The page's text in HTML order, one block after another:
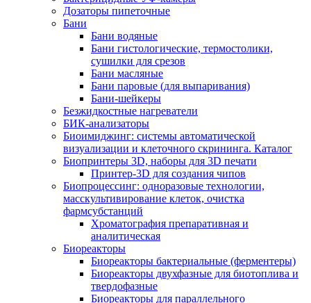
Дозаторы пипеточные
Бани
Бани водяные
Бани гистологические, термостолики,
сушилки для срезов
Бани масляные
Бани паровые (для выпаривания)
Бани-шейкеры
Безжидкостные нагреватели
БИК-анализаторы
Биоимиджинг: системы автоматической
визуализации и клеточного скрининга. Каталог
Биопринтеры 3D, наборы для 3D печати
Принтер-3D для создания чипов
Биопроцессинг: одноразовые технологии,
масскультивирование клеток, очистка
фармсубстанций
Хроматография препаративная и
аналитическая
Биореакторы
Биореакторы бактериальные (ферментеры)
Биореакторы двухфазные для биотоплива и
твердофазные
Биореакторы для параллельного